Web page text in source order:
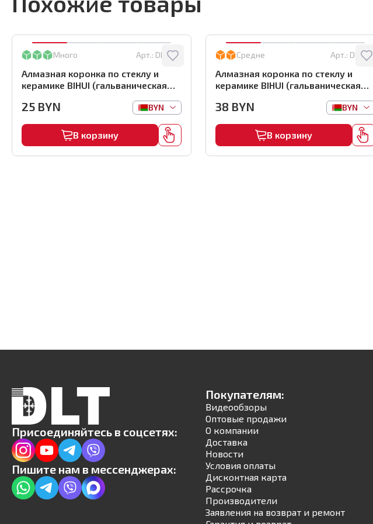
Много Арт.: DBW35
Алмазная коронка по стеклу и
керамике BIHUI (гальваническая
арт.DBW35
25 BYN BYN
В корзину
Средне Арт.: DBW55
Алмазная коронка по стеклу и
керамике BIHUI (гальваническая
арт.DBW55
38 BYN BYN
В корзину
Присоединяйтесь в соцсетях:
Пишите нам в мессенджерах:
Покупателям:
Видеообзоры
Оптовые продажи
О компании
Доставка
Новости
Условия оплаты
Дисконтная карта
Рассрочка
Производители
Заявления на возврат и ремонт